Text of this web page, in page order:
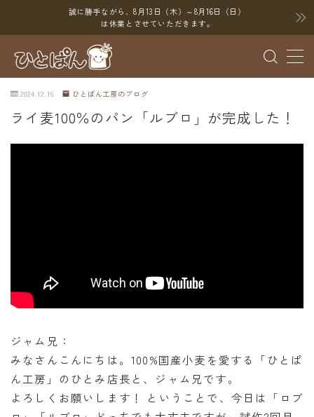
誠に勝手ながら、8月13日（木）～8月16日（日）
は休業とさせていただきます。
MENU
ブログ
ポイント
アクセス
求人
2024.12.16 ひとぱん工房のブログ
ライ麦100％のパン「ルブロ」が完成した！
ジャム兄：
みなさんこんにちは。100%国産小麦を愛する「ひとぱ
ん工房」のひとみ店長と、ジャム兄です。
よろしくお願いします！ ということで、今日は「ロブ